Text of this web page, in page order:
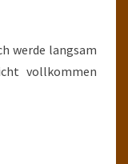
werde langsam
vollkommen